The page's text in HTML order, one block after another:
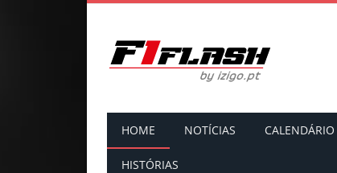
HOME NOTÍCIAS CALENDÁRIO
HISTÓRIAS